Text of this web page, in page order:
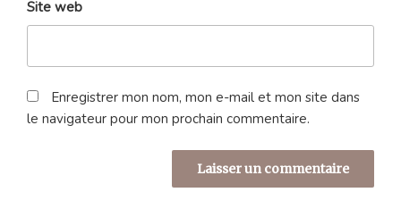
Site web
Enregistrer mon nom, mon e-mail et mon site dans
le navigateur pour mon prochain commentaire.